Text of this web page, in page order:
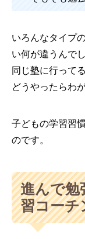
いろんなタイプ
い何が違うんで
同じ塾に行って
どうやったらわ
子どもの学習習
のです。
進んで勉
習コーチ